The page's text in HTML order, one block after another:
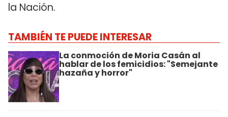
la Nación.
TAMBIÉN TE PUEDE INTERESAR
La conmoción de Moria Casán al
hablar de los femicidios: "Semejante
hazaña y horror"